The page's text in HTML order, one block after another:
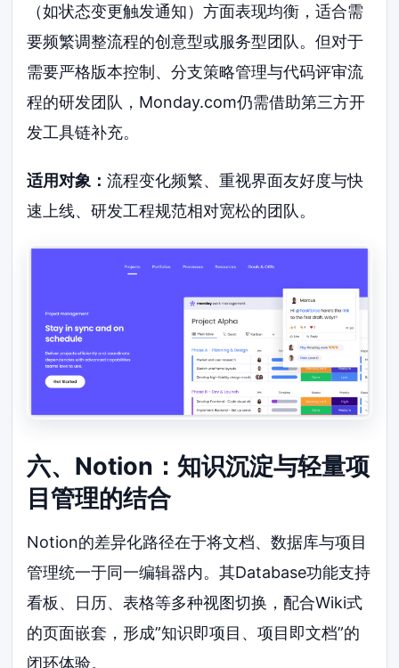
（如状态变更触发通知）方面表现均衡，适合需
要频繁调整流程的创意型或服务型团队。但对于
需要严格版本控制、分支策略管理与代码评审流
程的研发团队，Monday.com仍需借助第三方开
发工具链补充。
适用对象：流程变化频繁、重视界面友好度与快
速上线、研发工程规范相对宽松的团队。
六、Notion：知识沉淀与轻量项
目管理的结合
Notion的差异化路径在于将文档、数据库与项目
管理统一于同一编辑器内。其Database功能支持
看板、日历、表格等多种视图切换，配合Wiki式
的页面嵌套，形成”知识即项目、项目即文档”的
闭环体验。